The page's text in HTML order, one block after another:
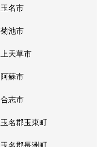
玉名市
菊池市
上天草市
阿蘇市
合志市
玉名郡玉東町
玉名郡長洲町